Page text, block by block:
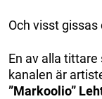
Och visst
En av alla tittare
kanalen är
”Markoolio”